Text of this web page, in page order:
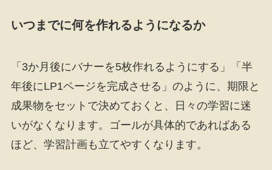
いつまでに何を作れるようになるか
「3か月後にバナーを5枚作れるようにする」「半
年後にLP1ページを完成させる」のように、期限と
成果物をセットで決めておくと、日々の学習に迷
いがなくなります。ゴールが具体的であればある
ほど、学習計画も立てやすくなります。